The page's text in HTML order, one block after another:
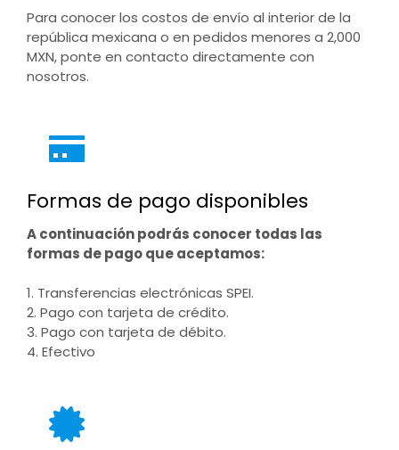
Para conocer los costos de envío al interior de la
república mexicana o en pedidos menores a 2,000
MXN, ponte en contacto directamente con
nosotros.
Formas de pago disponibles
A continuación podrás conocer todas las
formas de pago que aceptamos:
1. Transferencias electrónicas SPEI.
2. Pago con tarjeta de crédito.
3. Pago con tarjeta de débito.
4. Efectivo